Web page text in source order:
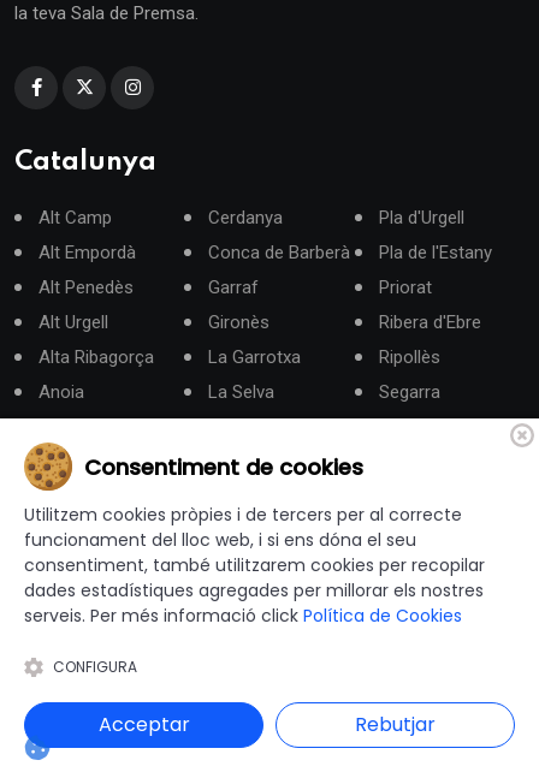
la teva Sala de Premsa.
Catalunya
Alt Camp
Alt Empordà
Alt Penedès
Alt Urgell
Alta Ribagorça
Anoia
Bages
Baix Camp
Baix Ebre
Baix Empordà
Baix Llobregat
Barcelonès
Berguedà
Cerdanya
Conca de Barberà
Garraf
Gironès
La Garrotxa
La Selva
Lluçanès
Moianès
Montsià
Noguera
Pallars Sobirà
Pla d'Urgell
Pla de l'Estany
Priorat
Ribera d'Ebre
Ripollès
Segarra
Terra Alta
Urgell
Vallès Occidental
Categories
Consentiment de cookies
Utilitzem cookies pròpies i de tercers per al correcte
funcionament del lloc web, i si ens dóna el seu
consentiment, també utilitzarem cookies per recopilar
dades estadístiques agregades per millorar els nostres
serveis. Per més informació click Política de Cookies
CONFIGURA
Acceptar Rebutjar